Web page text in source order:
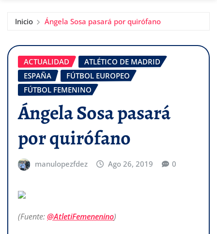
Inicio Ángela Sosa pasará por quirófano
ACTUALIDAD
ATLÉTICO DE MADRID
ESPAÑA
FÚTBOL EUROPEO
FÚTBOL FEMENINO
Ángela Sosa pasará
por quirófano
manulopezfdez Ago 26, 2019 0
(Fuente:@AtletiFemenenino)